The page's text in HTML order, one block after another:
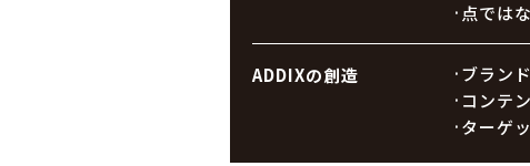
点では
ADDIXの創造
ブラン
コンテ
ターゲ